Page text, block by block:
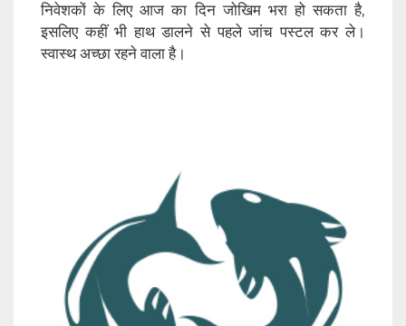
निवेशकों के लिए आज का दिन जोखिम भरा हो सकता है,
इसलिए कहीं भी हाथ डालने से पहले जांच पस्टल कर ले।
स्वास्थ अच्छा रहने वाला है।